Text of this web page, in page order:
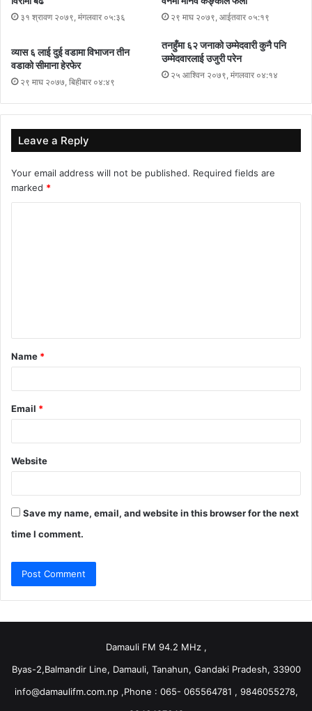
३१ श्रावण २०७९, मंगलवार ०५:३६ २९ माघ २०७९, आईतवार ०५:१९
व्यास ६ लाई दुई वडामा विभाजन तीन
वडाको सीमाना हेरफेर
२९ माघ २०७७, बिहीबार ०४:४९
तनहुँमा ६२ जनाको उम्मेदवारी कुनै पनि
उम्मेदवारलाई उजुरी परेन
२५ आश्विन २०७९, मंगलवार ०४:१४
Leave a Reply
Your email address will not be published. Required fields are
marked *
t
*
Name *
Email *
Website
Save my name, email, and website in this browser for the next
time I comment.
Damauli FM 94.2 MHz ,
Byas-2,Balmandir Line, Damauli, Tanahun, Gandaki Pradesh, 33900
info@damaulifm.com.np,Phone : 065- 065564781 , 9846055278,